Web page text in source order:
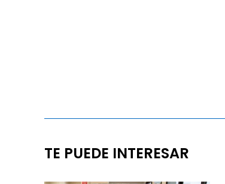
TE PUEDE INTERESAR